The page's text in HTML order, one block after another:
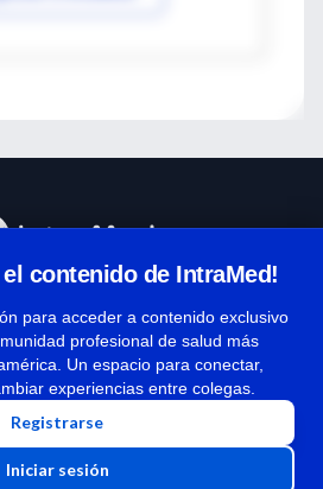
el contenido de IntraMed!
para acceder a contenido exclusivo
profesional de salud más
Un espacio para conectar,
experiencias entre colegas.
Registrarse
Iniciar sesión
y condiciones
de privacidad
reservados | Copyright 1997-2026